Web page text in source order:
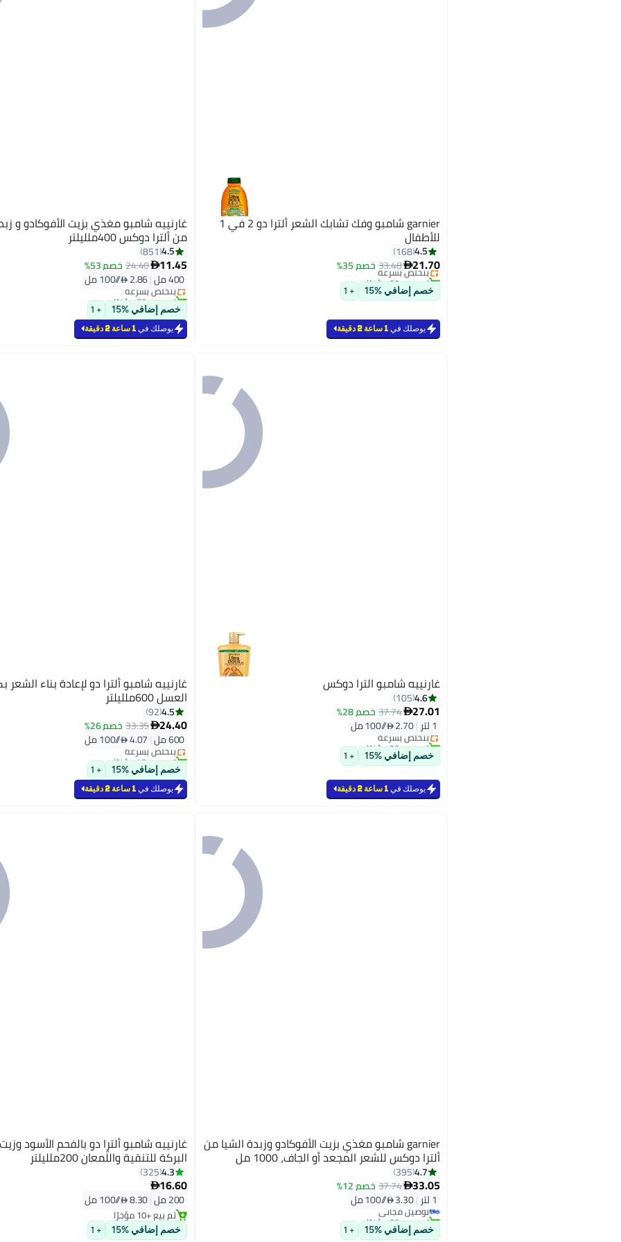
garnier شامبو وفك تشابك الشعر ألترا دو 2 في 1
للأطفال
4.5
168
21.70
33.48خصم 35% بتخلّص بسرعة
تم بيع +80 مؤخرًا
بتخلّص بسرعة
خصم إضافي %15 + 1
يوصلك في 1 ساعة 2 دقيقة
غارنييه شامبو مغذي بزيت الأفوكادو و
من ألترا دوكس 400ملليلتر
4.5
851
11.45
24.40خصم 53%
400 مل |
بتخلّص بسرعة
تم بيع +70 مؤخرًا
بتخلّص بسرعة
خصم إضافي %15 + 1
يوصلك في 1 ساعة 2 دقيقة
غارنييه شامبو الترا دوكس
4.6
105
27.01
37.74خصم 28%
1 لتر |2.70 /⁨/100 مل⁩
بتخلّص بسرعة
تم بيع +20 مؤخرًا
بتخلّص بسرعة
خصم إضافي %15 + 1
يوصلك في 1 ساعة 2 دقيقة
غارنييه شامبو ألترا دو لإعادة بناء الشعر
العسل 600ملليلتر
4.5
92
24.40
33.35خصم 26%
600 مل |
بتخلّص بسرعة
تم بيع +40 مؤخرًا
بتخلّص بسرعة
خصم إضافي %15 + 1
يوصلك في 1 ساعة 2 دقيقة
garnier شامبو مغذي بزيت الأفوكادو وزبدة الشيا من
ألترا دوكس للشعر المجعد أو الجاف، 1000 مل
4.7
395
33.05
37.74خصم 12%
1 لتر |3.30 /⁨/100 مل⁩
توصيل مجاني
تم بيع +30 مؤخرًا
توصيل مجاني
خصم إضافي %15 + 1
غارنييه شامبو ألترا دو بالفحم الأسود
البركة للتنقية واللّمعان 200ملليلتر
4.3
325
16.60
200 مل |
تم بيع +10 مؤخرًا
تم بيع +10 مؤخرًا
خصم إضافي %15 + 1